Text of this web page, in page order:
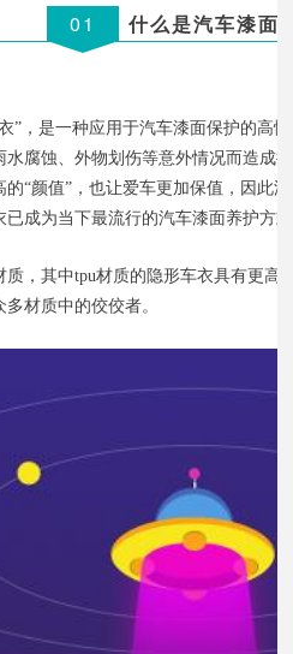
01 什么是汽车漆面
”，是一种应用于汽车漆面保护的高
水腐蚀、外物划伤等意外情况而造成
“颜值”，也让爱车更加保值，因此
成为当下最流行的汽车漆面养护方
质，其中tpu材质的隐形车衣具有更
材质中的佼佼者。